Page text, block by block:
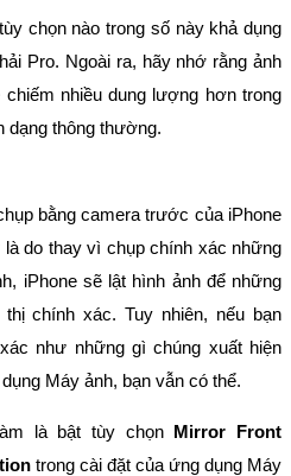
chọn nào trong số này khả dụng
Pro. Ngoài ra, hãy nhớ rằng ảnh
nhiều dung lượng hơn trong
dạng thông thường.
bằng camera trước của iPhone
do thay vì chụp chính xác những
iPhone sẽ lật hình ảnh để những
chính xác. Tuy nhiên, nếu bạn
như những gì chúng xuất hiện
Máy ảnh, bạn vẫn có thể.
là bật tùy chọn
Mirror Front
trong cài đặt của ứng dụng Máy